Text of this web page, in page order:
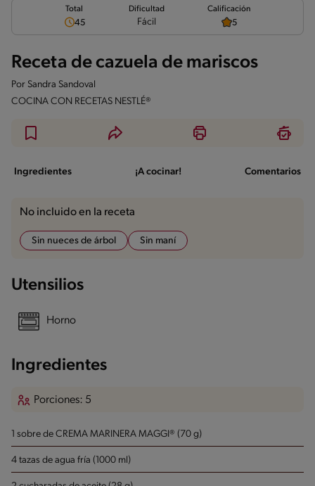
Total
45
Dificultad
Fácil
Calificación
5
Receta de cazuela de mariscos
Por Sandra Sandoval
COCINA CON RECETAS NESTLÉ®
Ingredientes ¡A cocinar! Comentarios
No incluido en la receta
Sin nueces de árbol Sin maní
Utensilios
Horno
Ingredientes
Porciones: 5
1 sobre de CREMA MARINERA MAGGI® (70 g)
4 tazas de agua fría (1000 ml)